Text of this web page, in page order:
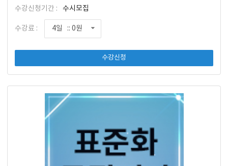
수강신청기간 :
수시모집
수강료 : 4일 :: 0원
수강신청